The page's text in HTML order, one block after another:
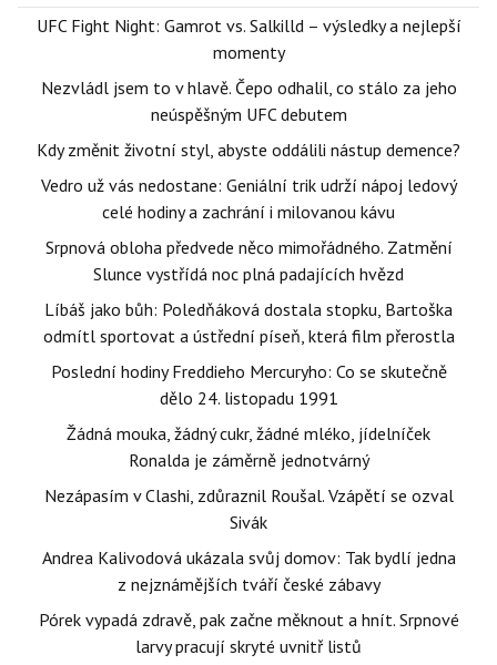
UFC Fight Night: Gamrot vs. Salkilld – výsledky a nejlepší
momenty
Nezvládl jsem to v hlavě. Čepo odhalil, co stálo za jeho
neúspěšným UFC debutem
Kdy změnit životní styl, abyste oddálili nástup demence?
Vedro už vás nedostane: Geniální trik udrží nápoj ledový
celé hodiny a zachrání i milovanou kávu
Srpnová obloha předvede něco mimořádného. Zatmění
Slunce vystřídá noc plná padajících hvězd
Líbáš jako bůh: Poledňáková dostala stopku, Bartoška
odmítl sportovat a ústřední píseň, která film přerostla
Poslední hodiny Freddieho Mercuryho: Co se skutečně
dělo 24. listopadu 1991
Žádná mouka, žádný cukr, žádné mléko, jídelníček
Ronalda je záměrně jednotvárný
Nezápasím v Clashi, zdůraznil Roušal. Vzápětí se ozval
Sivák
Andrea Kalivodová ukázala svůj domov: Tak bydlí jedna
z nejznámějších tváří české zábavy
Pórek vypadá zdravě, pak začne měknout a hnít. Srpnové
larvy pracují skryté uvnitř listů